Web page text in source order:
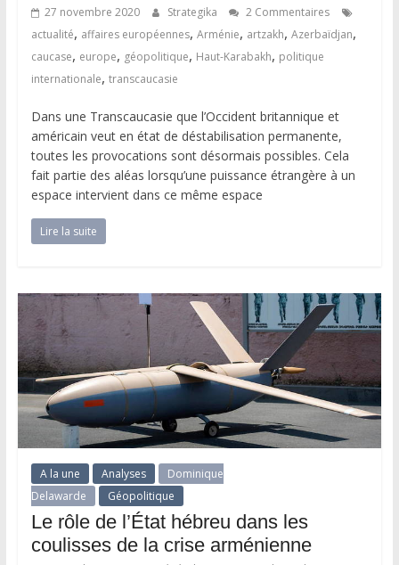
27 novembre 2020 Strategika
2 Commentaires
actualité, affaires européennes, Arménie, artzakh, Azerbaïdjan,
caucase, europe, géopolitique, Haut-Karabakh, politique
internationale, transcaucasie
Dans une Transcaucasie que l’Occident britannique et
américain veut en état de déstabilisation permanente,
toutes les provocations sont désormais possibles. Cela
fait partie des aléas lorsqu’une puissance étrangère à un
espace intervient dans ce même espace
Lire la suite
A la une Analyses
Dominique
Delawarde
Géopolitique
Le rôle de l’État hébreu dans les
coulisses de la crise arménienne